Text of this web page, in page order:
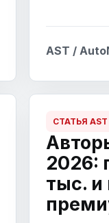
AST /
СТАТЬЯ AST
2026:
тыс. и